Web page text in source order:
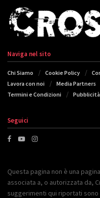
Naviga nel sito
Chi Siamo Cookie Policy
Lavora con noi
Media Partners
Termini e Condizioni
Pubblicità
Seguici
Questa pagina non è una
associata a, o autorizzata da,
suggerimenti qui riportati